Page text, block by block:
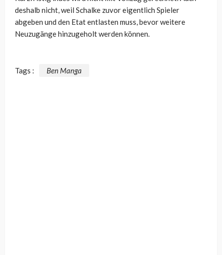
deshalb nicht, weil Schalke zuvor eigentlich Spieler
abgeben und den Etat entlasten muss, bevor weitere
Neuzugänge hinzugeholt werden können.
Tags : Ben Manga